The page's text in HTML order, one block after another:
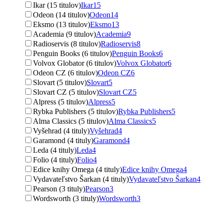
Ikar (15 titulov)Ikar15
Odeon (14 titulov)Odeon14
Eksmo (13 titulov)Eksmo13
Academia (9 titulov)Academia9
Radioservis (8 titulov)Radioservis8
Penguin Books (6 titulov)Penguin Books6
Volvox Globator (6 titulov)Volvox Globator6
Odeon CZ (6 titulov)Odeon CZ6
Slovart (5 titulov)Slovart5
Slovart CZ (5 titulov)Slovart CZ5
Alpress (5 titulov)Alpress5
Rybka Publishers (5 titulov)Rybka Publishers5
Alma Classics (5 titulov)Alma Classics5
Vyšehrad (4 tituly)Vyšehrad4
Garamond (4 tituly)Garamond4
Leda (4 tituly)Leda4
Folio (4 tituly)Folio4
Edice knihy Omega (4 tituly)Edice knihy Omega4
Vydavateľstvo Šarkan (4 tituly)Vydavateľstvo Šarkan4
Pearson (3 tituly)Pearson3
Wordsworth (3 tituly)Wordsworth3